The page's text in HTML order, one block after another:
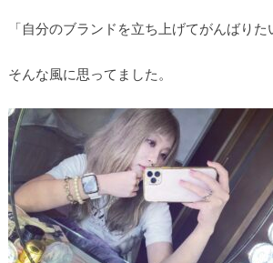
「自分のブランドを立ち上げてがんばりた
そんな風に思ってました。